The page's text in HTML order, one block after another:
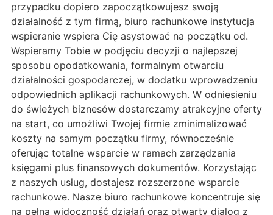
przypadku dopiero zapoczątkowujesz swoją
działalność z tym firmą, biuro rachunkowe instytucja
wspieranie wspiera Cię asystować na początku od.
Wspieramy Tobie w podjęciu decyzji o najlepszej
sposobu opodatkowania, formalnym otwarciu
działalności gospodarczej, w dodatku wprowadzeniu
odpowiednich aplikacji rachunkowych. W odniesieniu
do świeżych biznesów dostarczamy atrakcyjne oferty
na start, co umożliwi Twojej firmie zminimalizować
koszty na samym początku firmy, równocześnie
oferując totalne wsparcie w ramach zarządzania
księgami plus finansowych dokumentów. Korzystając
z naszych usług, dostajesz rozszerzone wsparcie
rachunkowe. Nasze biuro rachunkowe koncentruje się
na pełną widoczność działań oraz otwarty dialog z